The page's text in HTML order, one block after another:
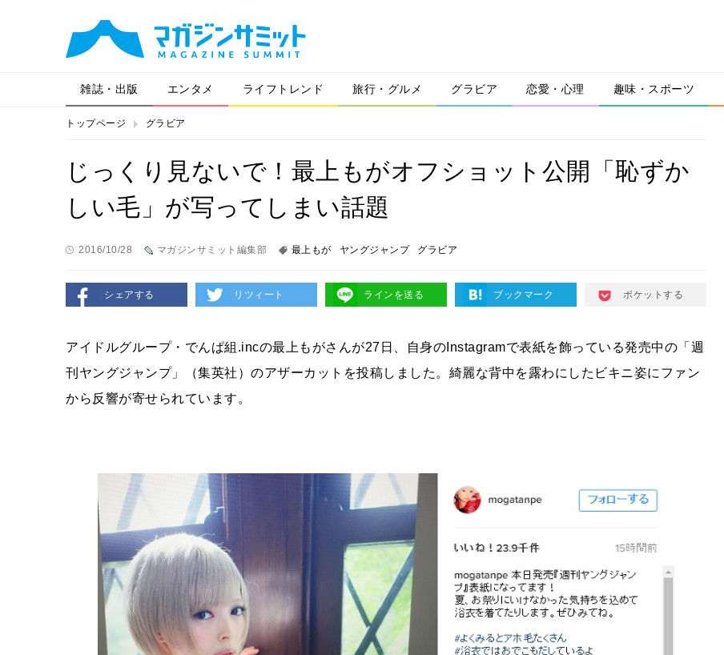
雑誌・出版 エンタメ ライフトレンド 旅行・グルメ グラビア 恋愛・心理 趣味・スポーツ
トップページ グラビア
じっくり見ないで！最上もがオフショット公開「恥ずか
しい毛」が写ってしまい話題
2016/10/28 マガジンサミット編集部 最上もが ヤングジャンプ グラビア
シェアする リツィート ラインを送る ブックマーク ポケットする
アイドルグループ・でんぱ組.incの最上もがさんが27日、自身のInstagramで表紙を飾っている発売中の「週
刊ヤングジャンプ」（集英社）のアザーカットを投稿しました。綺麗な背中を露わにしたビキニ姿にファン
から反響が寄せられています。